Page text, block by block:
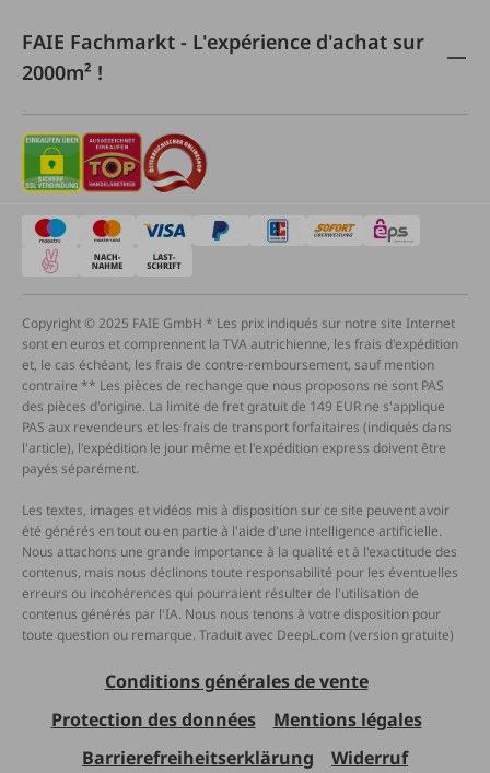
FAIE Fachmarkt - L'expérience d'achat sur
2000m² !
Copyright © 2025 FAIE GmbH * Les prix indiqués sur notre site Internet
sont en euros et comprennent la TVA autrichienne, les frais d'expédition
et, le cas échéant, les frais de contre-remboursement, sauf mention
contraire ** Les pièces de rechange que nous proposons ne sont PAS
des pièces d'origine. La limite de fret gratuit de 149 EUR ne s'applique
PAS aux revendeurs et les frais de transport forfaitaires (indiqués dans
l'article), l'expédition le jour même et l'expédition express doivent être
payés séparément.
Les textes, images et vidéos mis à disposition sur ce site peuvent avoir
été générés en tout ou en partie à l'aide d'une intelligence artificielle.
Nous attachons une grande importance à la qualité et à l'exactitude des
contenus, mais nous déclinons toute responsabilité pour les éventuelles
erreurs ou incohérences qui pourraient résulter de l'utilisation de
contenus générés par l'IA. Nous nous tenons à votre disposition pour
toute question ou remarque. Traduit avec DeepL.com (version gratuite)
Conditions générales de vente
Protection des données
Mentions légales
Barrierefreiheitserklärung
Widerruf